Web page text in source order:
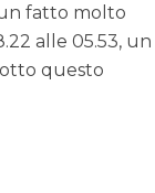
fatto molto
alle 05.53, un
questo